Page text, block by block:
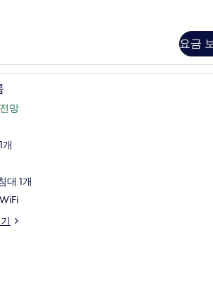
요금
오리/거위털 이불, 미니바, 객
망
개
대 1개